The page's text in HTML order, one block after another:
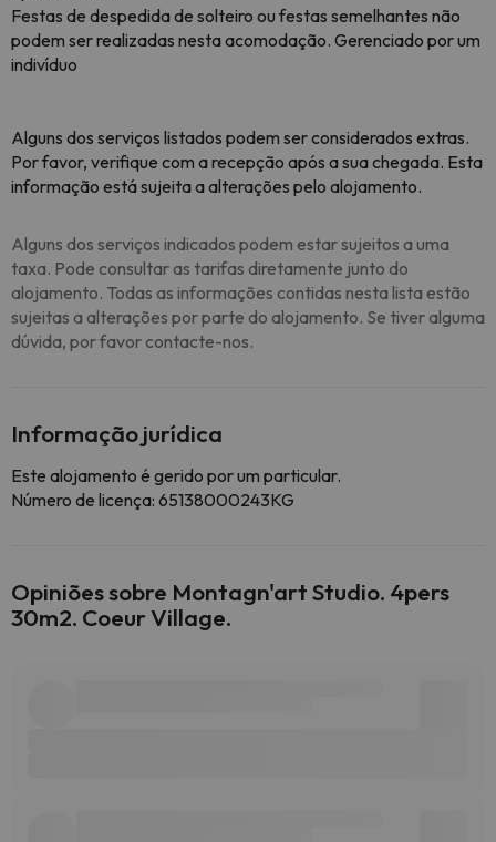
Festas de despedida de solteiro ou festas semelhantes não
podem ser realizadas nesta acomodação. Gerenciado por um
indivíduo
Alguns dos serviços listados podem ser considerados extras.
Por favor, verifique com a recepção após a sua chegada. Esta
informação está sujeita a alterações pelo alojamento.
Alguns dos serviços indicados podem estar sujeitos a uma
taxa. Pode consultar as tarifas diretamente junto do
alojamento. Todas as informações contidas nesta lista estão
sujeitas a alterações por parte do alojamento. Se tiver alguma
dúvida, por favor contacte-nos.
Informação jurídica
Este alojamento é gerido por um particular.
Número de licença: 65138000243KG
Opiniões sobre Montagn'art Studio. 4pers
30m2. Coeur Village.